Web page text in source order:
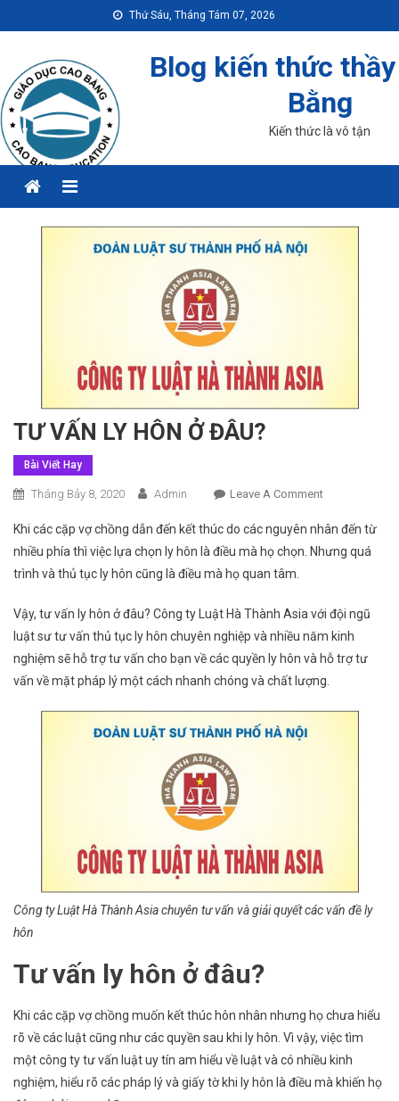
to
Thứ Sáu, Tháng Tám 07, 2026
Blog kiến thức
Bằng
Kiến thức là vô tận
Menu
TƯ VẤN LY HÔN Ở ĐÂU?
Bài Viết Hay
Tháng Bảy 8, 2020 Admin Leave A CommentOn
VẤN
LY
ĐÂU?
Khi các cặp vợ chồng dẫn đến kết thúc do các nguyên nhân đến từ
nhiều phía thì việc lựa chọn ly hôn là điều mà họ chọn. Nhưng quá
trình và thủ tục ly hôn cũng là điều mà họ quan tâm.
Vậy, tư vấn ly hôn ở đâu? Công ty Luật Hà Thành Asia với đội ngũ
luật sư tư vấn thủ tục ly hôn chuyên nghiệp và nhiều năm kinh
nghiệm sẽ hỗ trợ tư vấn cho bạn về các quyền ly hôn và hỗ trợ tư
vấn về mặt pháp lý một cách nhanh chóng và chất lượng.
Công ty Luật Hà Thành Asia chuyên tư vấn và giải quyết các vấn đề ly
hôn
Tư vấn ly hôn ở đâu?
Khi các cặp vợ chồng muốn kết thúc hôn nhân nhưng họ chưa hiểu
rõ về các luật cũng như các quyền sau khi ly hôn. Vì vậy, việc tìm
một công ty tư vấn luật uy tín am hiểu về luật và có nhiều kinh
nghiệm, hiểu rõ các pháp lý và giấy tờ khi ly hôn là điều mà khiến họ